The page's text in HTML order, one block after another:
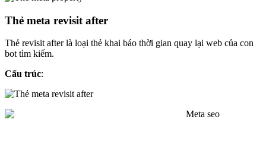
Thẻ meta revisit after
Thẻ revisit after là loại thẻ khai báo thời gian quay lại web của con
bot tìm kiếm.
Cấu trúc: